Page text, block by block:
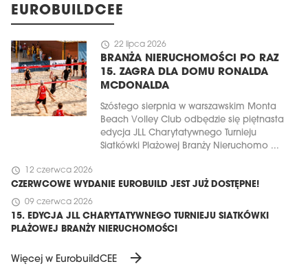
EUROBUILDCEE
schedule 22 lipca 2026
BRANŻA NIERUCHOMOŚCI PO RAZ
15. ZAGRA DLA DOMU RONALDA
MCDONALDA
Szóstego sierpnia w warszawskim Monta
Beach Volley Club odbędzie się piętnasta
edycja JLL Charytatywnego Turnieju
Siatkówki Plażowej Branży Nieruchomo ...
schedule 12 czerwca 2026
CZERWCOWE WYDANIE EUROBUILD JEST JUŻ DOSTĘPNE!
schedule 09 czerwca 2026
15. EDYCJA JLL CHARYTATYWNEGO TURNIEJU SIATKÓWKI
PLAŻOWEJ BRANŻY NIERUCHOMOŚCI
Więcej w EurobuildCEE arrow_forward